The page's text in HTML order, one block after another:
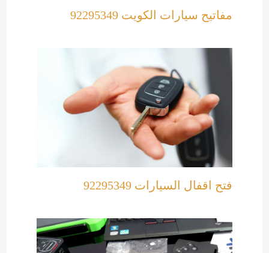
مفاتيح سيارات الكويت 92295349
فتح اقفال السيارات 92295349